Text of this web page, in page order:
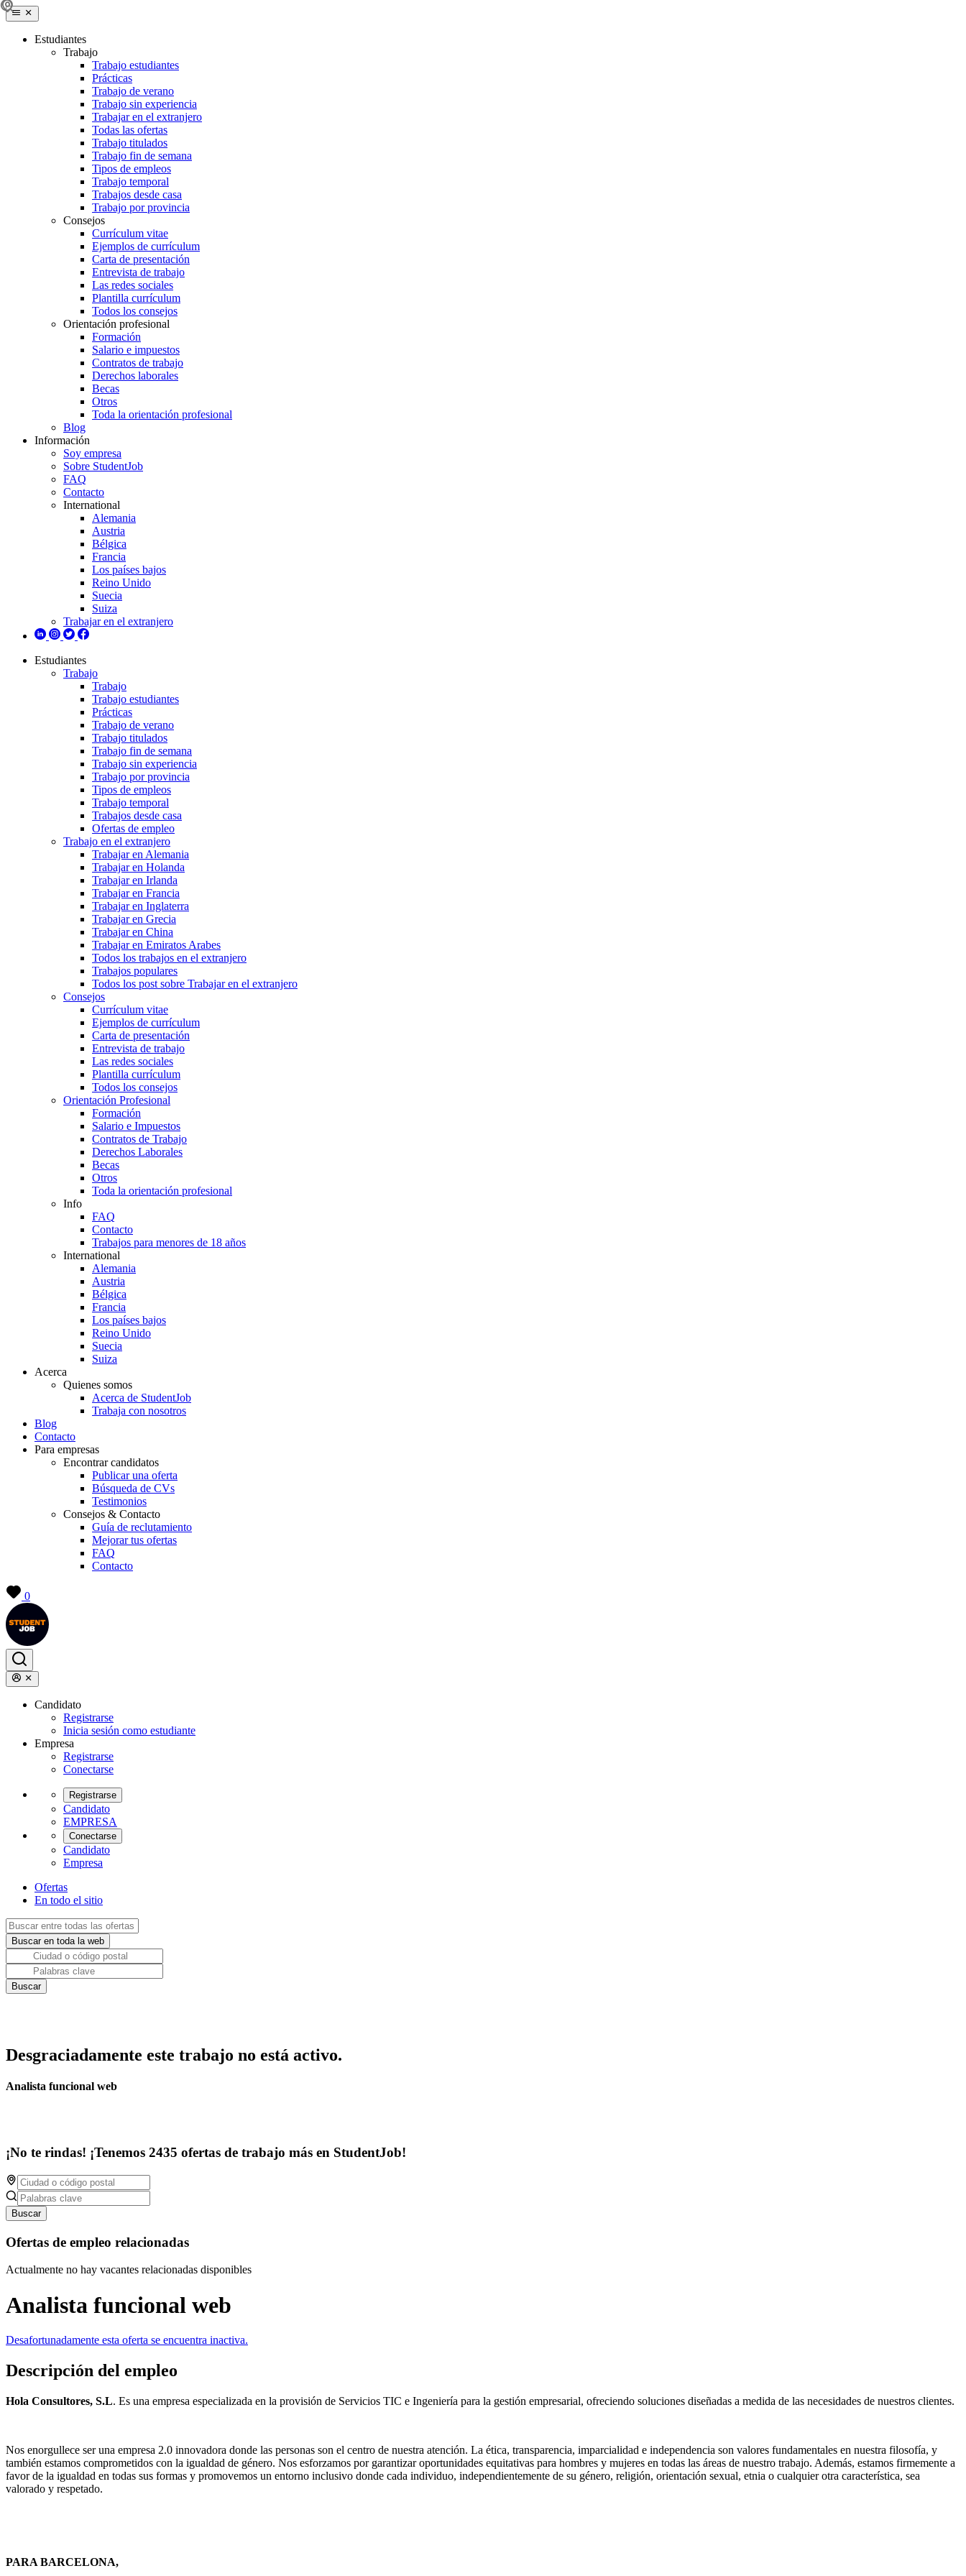
Estudiantes
Trabajo
Trabajo estudiantes
Prácticas
Trabajo de verano
Trabajo sin experiencia
Trabajar en el extranjero
Todas las ofertas
Trabajo titulados
Trabajo fin de semana
Tipos de empleos
Trabajo temporal
Trabajos desde casa
Trabajo por provincia
Consejos
Currículum vitae
Ejemplos de currículum
Carta de presentación
Entrevista de trabajo
Las redes sociales
Plantilla currículum
Todos los consejos
Orientación profesional
Formación
Salario e impuestos
Contratos de trabajo
Derechos laborales
Becas
Otros
Toda la orientación profesional
Blog
Información
Soy empresa
Sobre StudentJob
FAQ
Contacto
International
Alemania
Austria
Bélgica
Francia
Los países bajos
Reino Unido
Suecia
Suiza
Trabajar en el extranjero
Estudiantes
Trabajo
Trabajo
Trabajo estudiantes
Prácticas
Trabajo de verano
Trabajo titulados
Trabajo fin de semana
Trabajo sin experiencia
Trabajo por provincia
Tipos de empleos
Trabajo temporal
Trabajos desde casa
Ofertas de empleo
Trabajo en el extranjero
Trabajar en Alemania
Trabajar en Holanda
Trabajar en Irlanda
Trabajar en Francia
Trabajar en Inglaterra
Trabajar en Grecia
Trabajar en China
Trabajar en Emiratos Arabes
Todos los trabajos en el extranjero
Trabajos populares
Todos los post sobre Trabajar en el extranjero
Consejos
Currículum vitae
Ejemplos de currículum
Carta de presentación
Entrevista de trabajo
Las redes sociales
Plantilla currículum
Todos los consejos
Orientación Profesional
Formación
Salario e Impuestos
Contratos de Trabajo
Derechos Laborales
Becas
Otros
Toda la orientación profesional
Info
FAQ
Contacto
Trabajos para menores de 18 años
International
Alemania
Austria
Bélgica
Francia
Los países bajos
Reino Unido
Suecia
Suiza
Acerca
Quienes somos
Acerca de StudentJob
Trabaja con nosotros
Blog
Contacto
Para empresas
Encontrar candidatos
Publicar una oferta
Búsqueda de CVs
Testimonios
Consejos & Contacto
Guía de reclutamiento
Mejorar tus ofertas
FAQ
Contacto
0
Candidato
Registrarse
Inicia sesión como estudiante
Empresa
Registrarse
Conectarse
Registrarse
Candidato
EMPRESA
Conectarse
Candidato
Empresa
Ofertas
En todo el sitio
Desgraciadamente este trabajo no está activo.
Analista funcional web
¡No te rindas! ¡Tenemos 2435 ofertas de trabajo más en StudentJob!
Buscar
Ofertas de empleo relacionadas
Actualmente no hay vacantes relacionadas disponibles
Analista funcional web
Desafortunadamente esta oferta se encuentra inactiva.
Descripción del empleo
Hola Consultores, S.L. Es una empresa especializada en la provisión de Servicios TIC e Ingeniería para la gestión empresarial, ofreciendo soluciones diseñadas a medida de las necesidades de nuestros clientes.
Nos enorgullece ser una empresa 2.0 innovadora donde las personas son el centro de nuestra atención. La ética, transparencia, imparcialidad e independencia son valores fundamentales en nuestra filosofía, y
también estamos comprometidos con la igualdad de género. Nos esforzamos por garantizar oportunidades equitativas para hombres y mujeres en todas las áreas de nuestro trabajo. Además, estamos firmemente a
favor de la igualdad en todas sus formas y promovemos un entorno inclusivo donde cada individuo, independientemente de su género, religión, orientación sexual, etnia o cualquier otra característica, sea
valorado y respetado.
PARA BARCELONA,